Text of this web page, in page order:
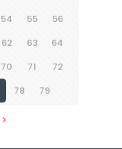
54 55
56
62 63
64
70 71
72
78 79